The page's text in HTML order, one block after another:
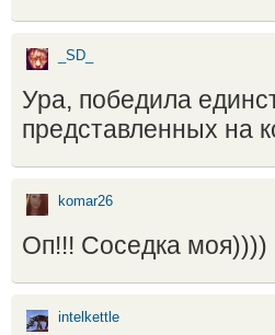
_SD_
Ура, победила
представленных на
komar26
Оп!!! Соседка
intelkettle